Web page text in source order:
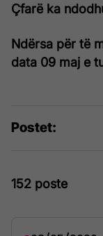
Çfarë ka
Ndërsa për të
data 09 maj e
Postet:
152 poste